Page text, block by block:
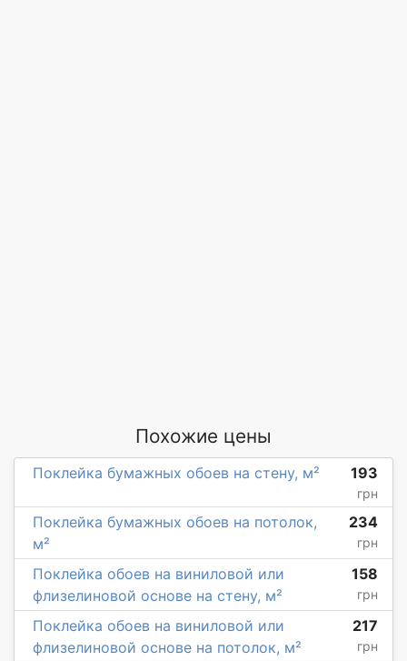
Похожие цены
Поклейка бумажных обоев на стену, м² 193
грн
Поклейка бумажных обоев на потолок,
м²
234
грн
Поклейка обоев на виниловой или
флизелиновой основе на стену, м²
158
грн
Поклейка обоев на виниловой или
флизелиновой основе на потолок, м²
217
грн